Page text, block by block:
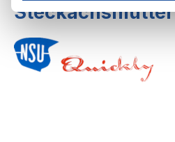
Steckachsmutter